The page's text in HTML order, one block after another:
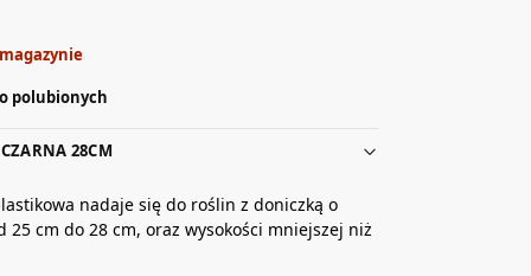
polubionych
28CM
nadaje się do roślin z doniczką o
25 cm do 28 cm, oraz wysokości mniejszej niż